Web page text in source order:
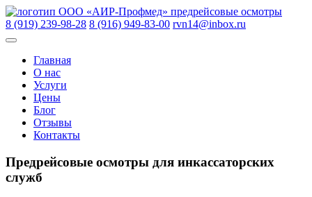
Skip
to
content
ООО «АИР-Профмед» предрейсовые осмотры
8 (919) 239-98-28 8 (916) 949-83-00 rvn14@inbox.ru
Главная
О нас
Услуги
Цены
Блог
Отзывы
Контакты
Предрейсовые осмотры для инкассаторских
служб